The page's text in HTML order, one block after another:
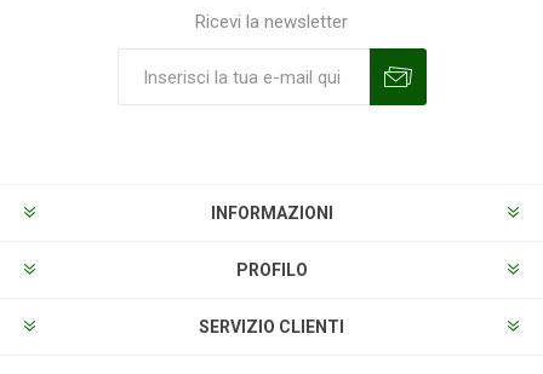
Ricevi la newsletter
INFORMAZIONI
PROFILO
SERVIZIO CLIENTI